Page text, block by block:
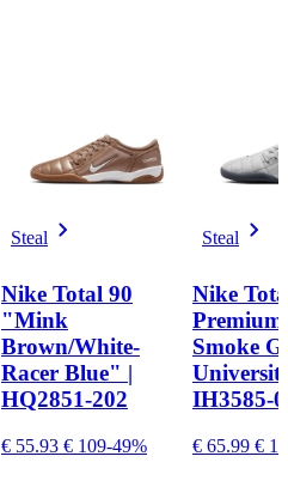
Steal
Nike Total 90
"Mink
Brown/White-
Racer Blue" |
HQ2851-202
€ 55.93 € 109-49%
Steal
Nike
Smoke
IH3585-
€ 65.99 €